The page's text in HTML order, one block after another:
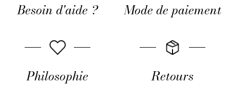
Besoin d'aide ? Mode de paiement
Philosophie Retours